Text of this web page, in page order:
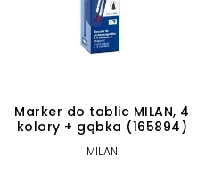
Marker do tablic MILAN, 4
kolory + gąbka (165894)
MILAN